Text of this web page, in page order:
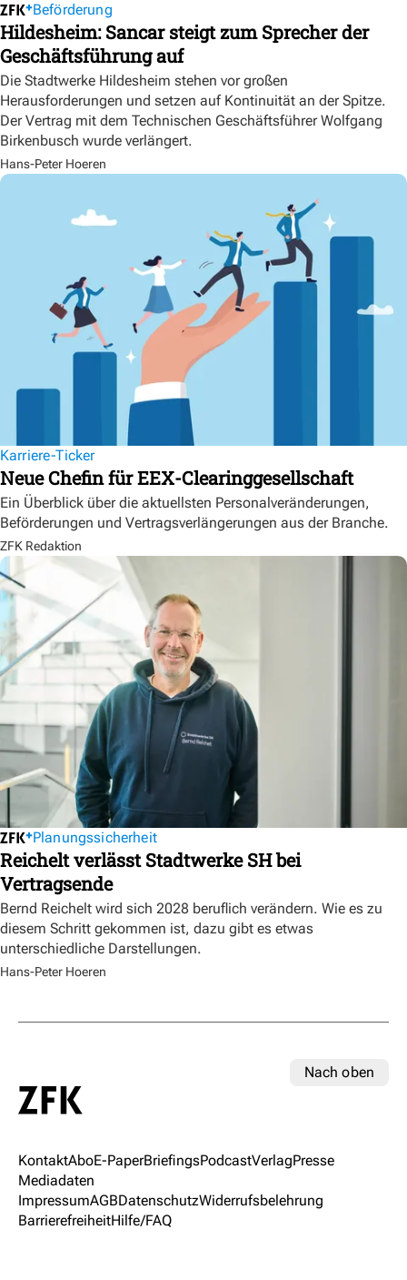
Beförderung
Hildesheim: Sancar steigt zum Sprecher der
Geschäftsführung auf
Die Stadtwerke Hildesheim stehen vor großen
Herausforderungen und setzen auf Kontinuität an der Spitze.
Der Vertrag mit dem Technischen Geschäftsführer Wolfgang
Birkenbusch wurde verlängert.
Hans-Peter Hoeren
Karriere-Ticker
Neue Chefin für EEX-Clearinggesellschaft
Ein Überblick über die aktuellsten Personalveränderungen,
Beförderungen und Vertragsverlängerungen aus der Branche.
ZFK Redaktion
Planungssicherheit
Reichelt verlässt Stadtwerke SH bei
Vertragsende
Bernd Reichelt wird sich 2028 beruflich verändern. Wie es zu
diesem Schritt gekommen ist, dazu gibt es etwas
unterschiedliche Darstellungen.
Hans-Peter Hoeren
Nach oben
KontaktAboE-PaperBriefingsPodcastVerlagPresse
Mediadaten
ImpressumAGBDatenschutzWiderrufsbelehrung
BarrierefreiheitHilfe/FAQ